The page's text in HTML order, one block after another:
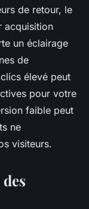
de retour, le
acquisition
un éclairage
de
élevé peut
pour votre
faible peut
ne
visiteurs.